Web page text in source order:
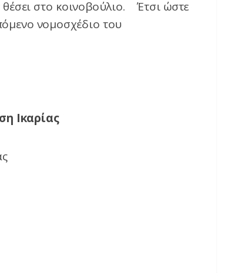
θέσει στο κοινοβούλιο. Έτσι ώστε
νομοσχέδιο του
Ικαρίας